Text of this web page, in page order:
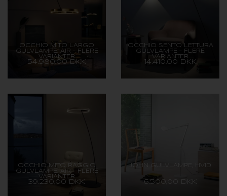
OCCHIO MITO LARGO
GULVLAMPE, AIR – FLERE
VARIANTER
54.980,00 DKK
OCCHIO SENTO LETTURA
GULVLAMPE – FLERE
VARIANTER
14.410,00 DKK
OCCHIO MITO RAGGIO
GULVLAMPE, AIR – FLERE
VARIANTER
39.230,00 DKK
JOHN GULVLAMPE, HVID
6.500,00 DKK